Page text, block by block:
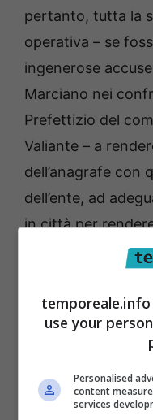
pertanto, tutta la
operativa – se
ingenerose
Marciano nei
Prefettizio del
Valiante – a
dell’anagrafe con
dell’ente, ad
in città per
completamento
use your
Personalised
content
services